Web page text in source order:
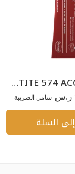
LOCTITE 574 ACC 50ML EGFD
ر.س شامل الضريبة
السلة